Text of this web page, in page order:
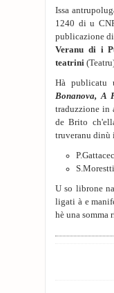
Issa
1240 di u
publicazione
Veranu di i
teatrini
Hà
Bonanova, A
traduzzione in
de Brito
truveranu dinù
U so librone
ligati à e
hè una somma